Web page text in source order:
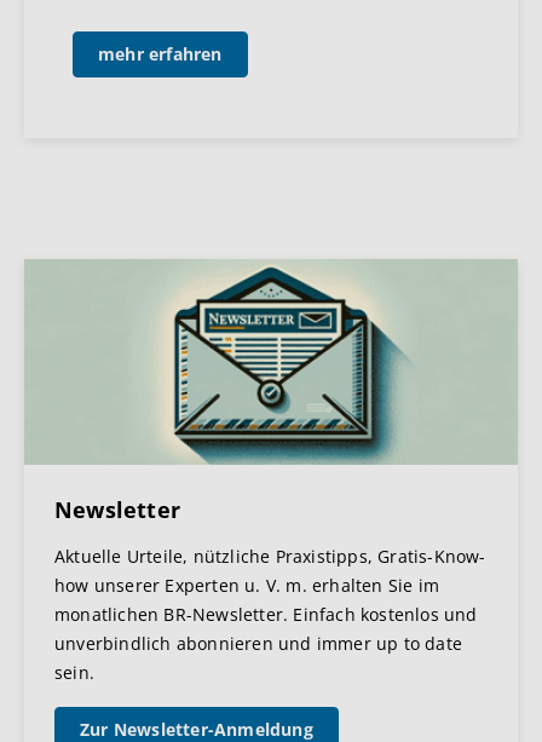
mehr erfahren
Newsletter
Aktuelle Urteile, nützliche Praxistipps, Gratis-Know-
how unserer Experten u. V. m. erhalten Sie im
monatlichen BR-Newsletter. Einfach kostenlos und
unverbindlich abonnieren und immer up to date
sein.
Zur Newsletter-Anmeldung